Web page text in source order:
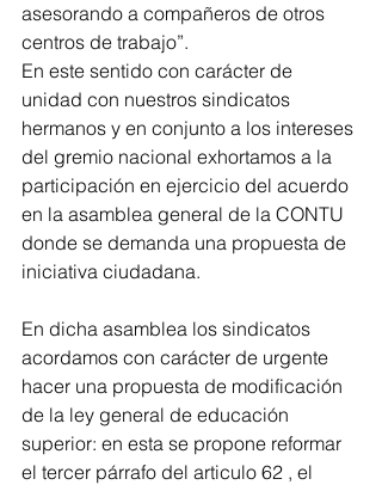
asesorando a compañeros de otros
centros de trabajo”.
En este sentido con carácter de
unidad con nuestros sindicatos
hermanos y en conjunto a los intereses
del gremio nacional exhortamos a la
participación en ejercicio del acuerdo
en la asamblea general de la CONTU
donde se demanda una propuesta de
iniciativa ciudadana.
En dicha asamblea los sindicatos
acordamos con carácter de urgente
hacer una propuesta de modificación
de la ley general de educación
superior: en esta se propone reformar
el tercer párrafo del articulo 62 , el